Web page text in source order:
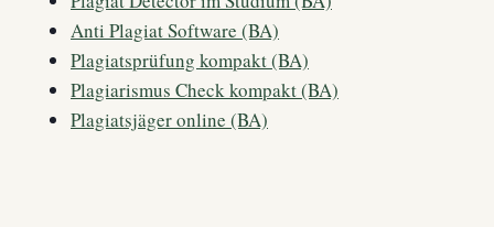
Anti Plagiat Software (BA)
Plagiatsprüfung kompakt (BA)
Plagiarismus Check kompakt (BA)
Plagiatsjäger online (BA)